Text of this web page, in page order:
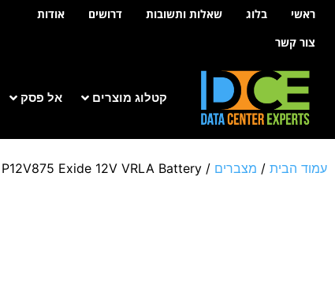
לתוכןראשי בלוג שאלות ותשובות דרושים
אודות
צור קשר
קטלוג מוצרים אל פסק
עמוד הבית / מצברים /
Exide 12V VRLA Battery